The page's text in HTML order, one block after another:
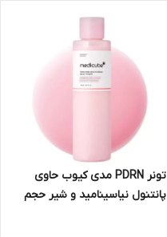
تونر PDRN مدی کیوب حاوی
پانتنول نیاسینامید و شیر حجم